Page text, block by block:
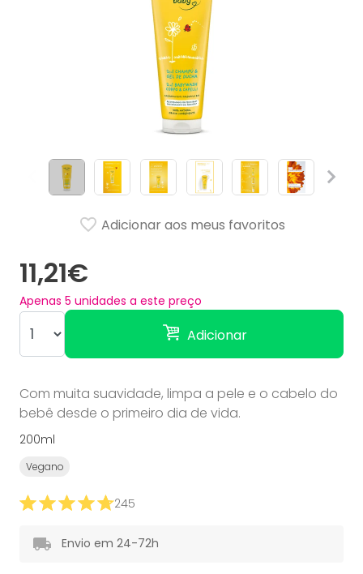
11,21€
Apenas 5 unidades a este preço
Adicionar
Adicionar aos meus favoritos
Com muita suavidade, limpa a pele e o cabelo do
bebê desde o primeiro dia de vida.
200ml
Vegano
245
Envio em 24-72h